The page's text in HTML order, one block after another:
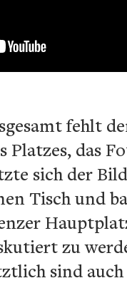
fehlt
Platzes, das
sich der
Tisch und
zu
sind auch